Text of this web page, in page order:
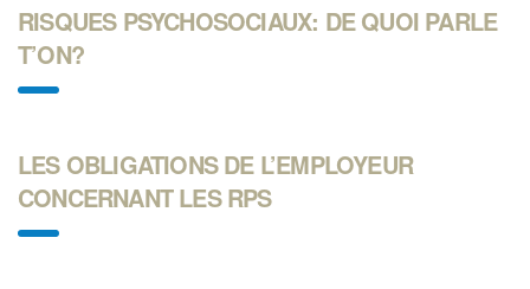
RISQUES PSYCHOSOCIAUX: DE QUOI PARLE
T’ON?
LES OBLIGATIONS DE L’EMPLOYEUR
CONCERNANT LES RPS